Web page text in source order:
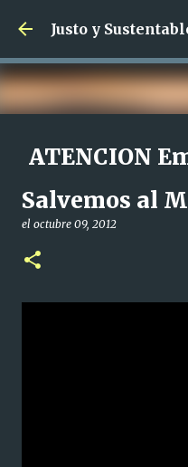
Ir al
Justo y
ATENCION
SIN Limites
eljunio 01, 2024
CAPACITACION SALIDA
Salvemos al
el octubre 09, 2012